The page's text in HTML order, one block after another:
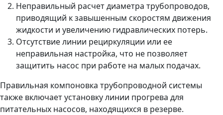
Неправильный расчет диаметра трубопроводов,
приводящий к завышенным скоростям движения
жидкости и увеличению гидравлических потерь.
Отсутствие линии рециркуляции или ее
неправильная настройка, что не позволяет
защитить насос при работе на малых подачах.
Правильная компоновка трубопроводной системы
также включает установку линии прогрева для
питательных насосов, находящихся в резерве.